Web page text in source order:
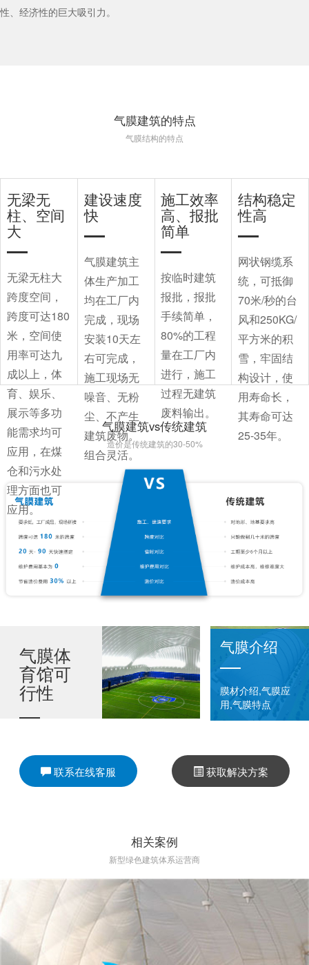
性、经济性的巨大吸引力。
气膜建筑的特点
气膜结构的特点
无梁无
柱、空间
大
无梁无柱大
跨度空间，
跨度可达180
米，空间使
用率可达九
成以上，体
育、娱乐、
展示等多功
能需求均可
应用，在煤
仓和污水处
理方面也可
应用。
建设速度
快
气膜建筑主
体生产加工
均在工厂内
完成，现场
安装10天左
右可完成，
施工现场无
噪音、无粉
尘、不产生
建筑废物。
组合灵活。
施工效率
高、报批
简单
按临时建筑
报批，报批
手续简单，
80%的工程
量在工厂内
进行，施工
过程无建筑
废料输出。
结构稳定
性高
网状钢缆系
统，可抵御
70米/秒的台
风和250KG/
平方米的积
雪，牢固结
构设计，使
用寿命长，
其寿命可达
25-35年。
气膜建筑vs传统建筑
造价是传统建筑的30-50%
气膜体
育馆可
行性
以说是“能过滤
PM2.5的体育
PM2.5也可以
维持在10左
气膜体育馆的
内部空间中，
气膜介绍
膜材介绍,气膜应
用,气膜特点
联系在线客服 获取解决方案
相关案例
新型绿色建筑体系运营商